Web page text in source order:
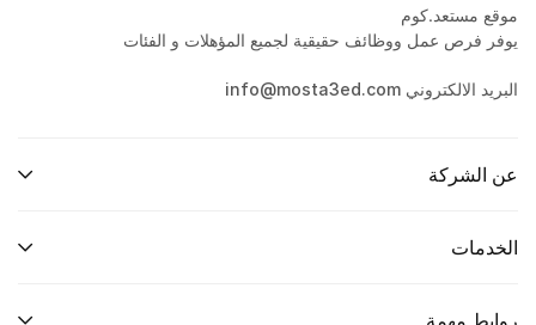
موقع مستعد.كوم
يوفر فرص عمل ووظائف حقيقية لجميع المؤهلات و الفئات
البريد الالكتروني info@mosta3ed.com
عن الشركة
الخدمات
روابط مهمة